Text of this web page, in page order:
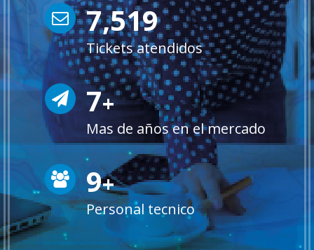
7,714
Tickets atendidos
7+
Mas de años en el mercado
10+
Personal tecnico